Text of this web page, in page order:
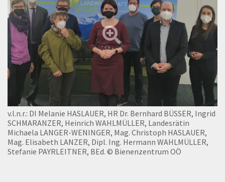
v.l.n.r.: DI Melanie HASLAUER, HR Dr. Bernhard BÜSSER, Ingrid
SCHMARANZER, Heinrich WAHLMÜLLER, Landesrätin
Michaela LANGER-WENINGER, Mag. Christoph HASLAUER,
Mag. Elisabeth LANZER, Dipl. Ing. Hermann WAHLMÜLLER,
Stefanie PAYRLEITNER, BEd. © Bienenzentrum OÖ